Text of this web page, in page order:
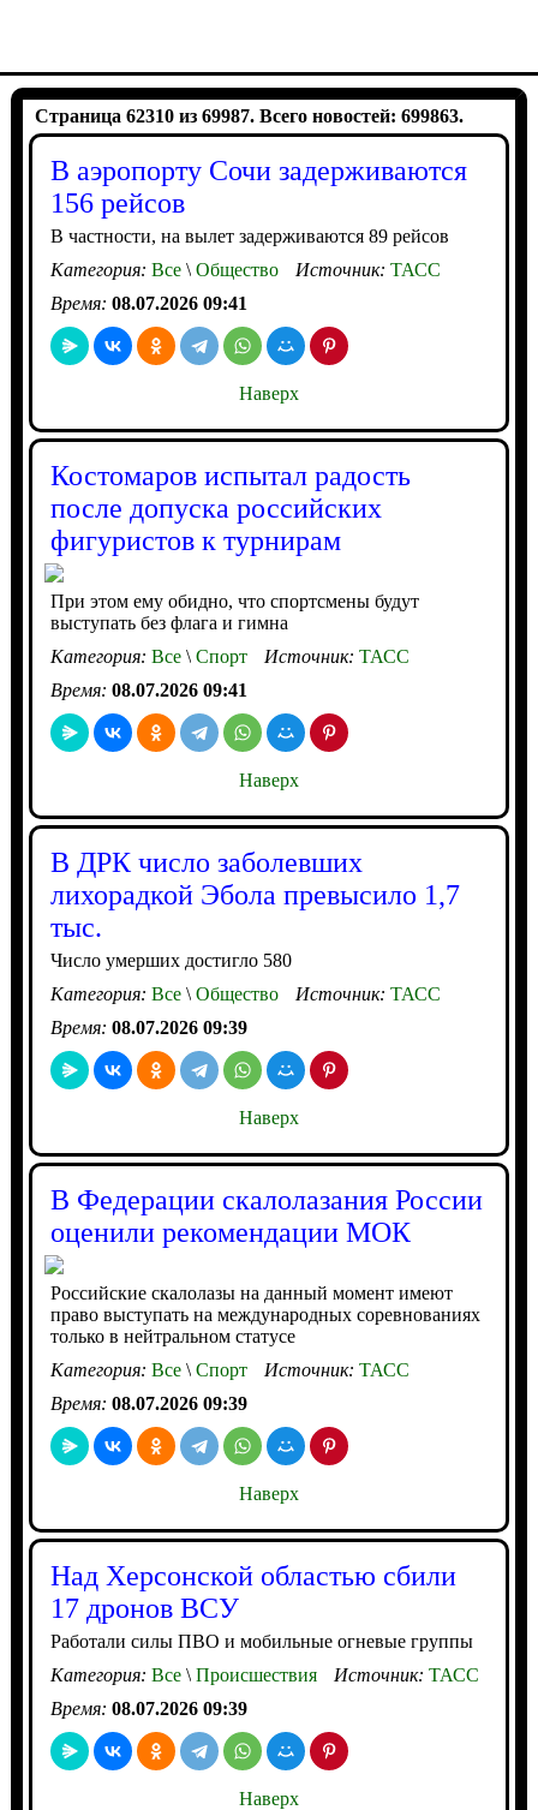
Страница 62310 из 69987. Всего новостей: 699863.
В аэропорту Сочи задерживаются
156 рейсов
В частности, на вылет задерживаются 89 рейсов
Категория: Все\Общество Источник: ТАСС
Время: 08.07.2026 09:41
Наверх
Костомаров испытал радость
после допуска российских
фигуристов к турнирам
При этом ему обидно, что спортсмены будут
выступать без флага и гимна
Категория: Все\Спорт Источник: ТАСС
Время: 08.07.2026 09:41
Наверх
В ДРК число заболевших
лихорадкой Эбола превысило 1,7
тыс.
Число умерших достигло 580
Категория: Все\Общество Источник: ТАСС
Время: 08.07.2026 09:39
Наверх
В Федерации скалолазания России
оценили рекомендации МОК
Российские скалолазы на данный момент имеют
право выступать на международных соревнованиях
только в нейтральном статусе
Категория: Все\Спорт Источник: ТАСС
Время: 08.07.2026 09:39
Наверх
Над Херсонской областью сбили
17 дронов ВСУ
Работали силы ПВО и мобильные огневые группы
Категория: Все\Происшествия Источник: ТАСС
Время: 08.07.2026 09:39
Наверх